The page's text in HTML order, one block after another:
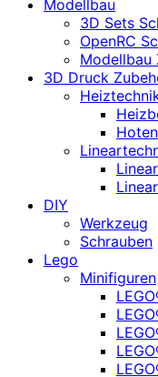
Modellbau
3D Sets
OpenRC
Modellbau
3D Druck
DIY
Werkzeug
Schrauben
Lego
Minifiguren